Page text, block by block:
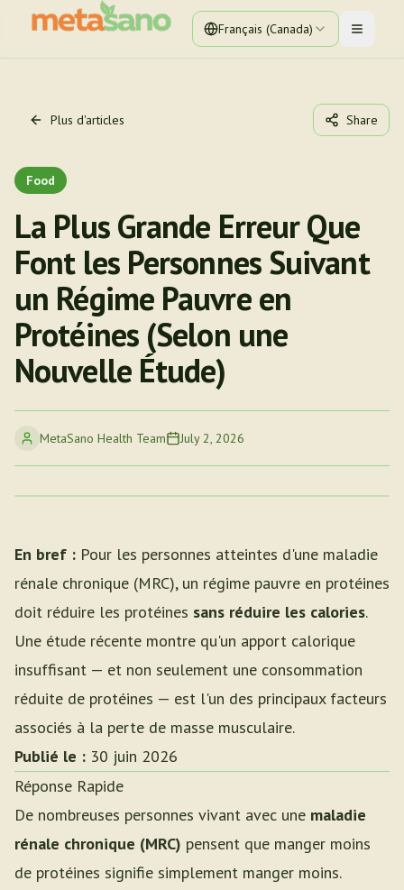
Français (Canada) Toggle
Plus d'articles Share
Food
La Plus Grande Erreur Que
Font les Personnes Suivant
un Régime Pauvre en
Protéines (Selon une
Nouvelle Étude)
MetaSano Health Team July 2, 2026
En bref : Pour les personnes atteintes d'une maladie
rénale chronique (MRC), un régime pauvre en protéines
doit réduire les protéines sans réduire les calories.
Une étude récente montre qu'un apport calorique
insuffisant — et non seulement une consommation
réduite de protéines — est l'un des principaux facteurs
associés à la perte de masse musculaire.
Publié le : 30 juin 2026
Réponse Rapide
De nombreuses personnes vivant avec une maladie
rénale chronique (MRC) pensent que manger moins
de protéines signifie simplement manger moins.